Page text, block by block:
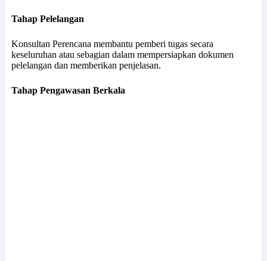
Tahap Pelelangan
Konsultan Perencana membantu pemberi tugas secara
keseluruhan atau sebagian dalam mempersiapkan dokumen
pelelangan dan memberikan penjelasan.
Tahap Pengawasan Berkala